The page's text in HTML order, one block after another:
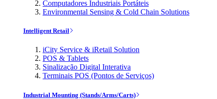
Computadores Industriais Portáteis
Environmental Sensing & Cold Chain Solutions
Intelligent Retail
iCity Service & iRetail Solution
POS & Tablets
Sinalização Digital Interativa
Terminais POS (Pontos de Serviços)
Industrial Mounting (Stands/Arms/Carts)